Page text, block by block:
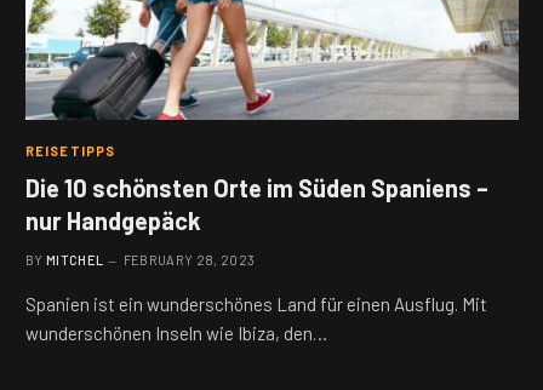
REISETIPPS
Die 10 schönsten Orte im Süden Spaniens –
nur Handgepäck
BY MITCHEL FEBRUARY 28, 2023
Spanien ist ein wunderschönes Land für einen Ausflug. Mit
wunderschönen Inseln wie Ibiza, den…